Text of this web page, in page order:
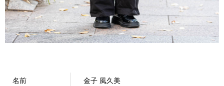
名前 金子 風久美